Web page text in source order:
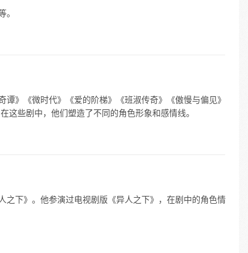
。
》《微时代》《爱的阶梯》《班淑传奇》《傲慢与偏见》
这些剧中，他们塑造了不同的角色形象和感情线。
之下》。他参演过电视剧版《异人之下》，在剧中的角色情